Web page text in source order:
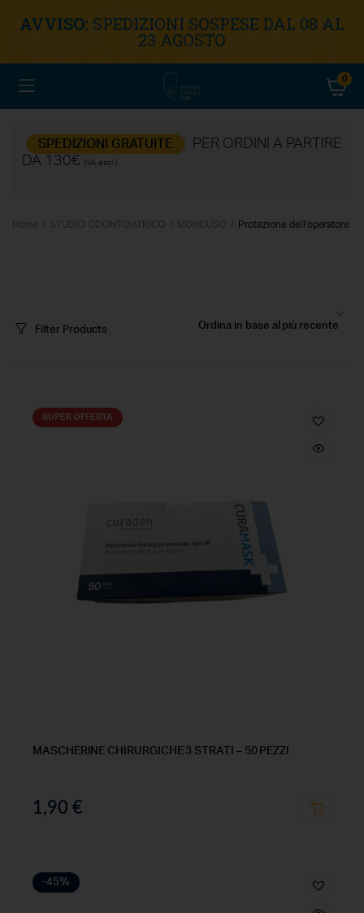
AVVISO: SPEDIZIONI SOSPESE DAL 08 AL
23 AGOSTO
0
SPEDIZIONI GRATUITE
PER ORDINI A PARTIRE
DA 130€
(IVA escl.)
Home STUDIO ODONTOIATRICO MONOUSO Protezione dell'operatore
Filter Products
SUPER OFFERTA
MASCHERINE CHIRURGICHE 3 STRATI – 50 PEZZI
1,90 €
-45%